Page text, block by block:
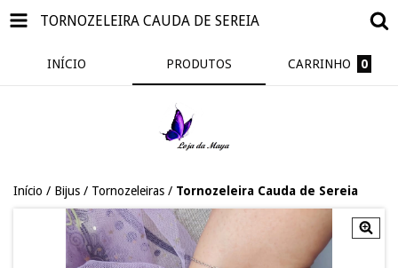
TORNOZELEIRA CAUDA DE SEREIA
INÍCIO PRODUTOS CARRINHO 0
Início / Bijus / Tornozeleiras / Tornozeleira Cauda de Sereia